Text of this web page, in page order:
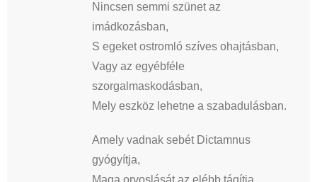
Nincsen semmi szünet az
imádkozásban,
S egeket ostromló szíves ohajtásban,
Vagy az egyébféle
szorgalmaskodásban,
Mely eszköz lehetne a szabadulásban.
Amely vadnak sebét Dictamnus
gyógyítja,
Maga orvoslását az elébb tágítja,